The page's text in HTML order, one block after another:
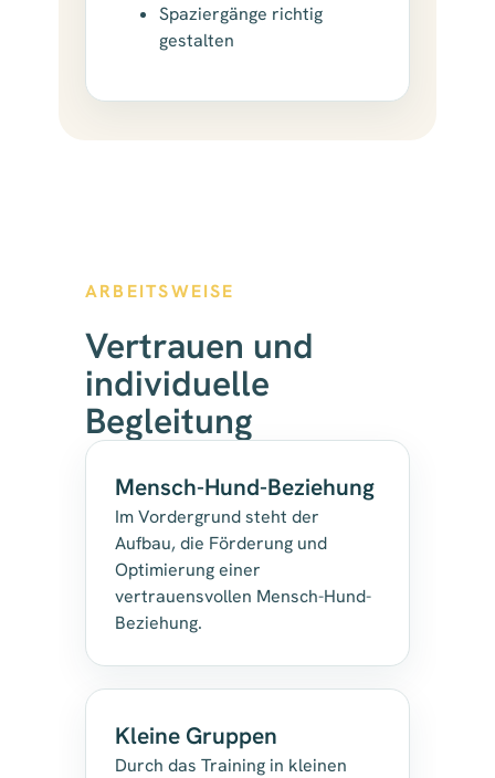
Spaziergänge richtig
gestalten
ARBEITSWEISE
Vertrauen und
individuelle
Begleitung
Mensch-Hund-Beziehung
Im Vordergrund steht der
Aufbau, die Förderung und
Optimierung einer
vertrauensvollen Mensch-Hund-
Beziehung.
Kleine Gruppen
Durch das Training in kleinen